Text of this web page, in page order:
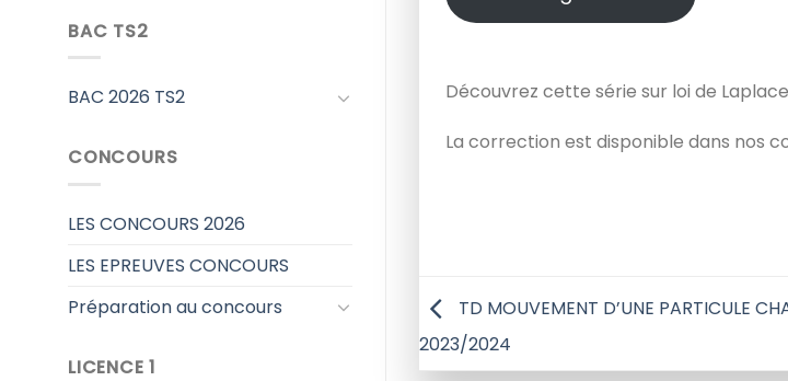
BAC TS2
BAC 2026 TS2
CONCOURS
LES CONCOURS 2026
LES EPREUVES CONCOURS
Préparation au concours
LICENCE 1
Découvrez cette série sur loi de
La correction est disponible dans nos
TD MOUVEMENT D’UNE PARTICULE
2023/2024